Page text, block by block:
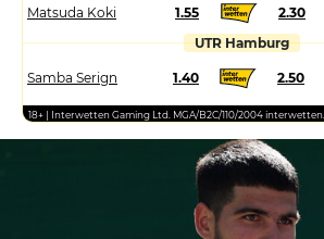
Matsuda Koki 1.55 2.30
UTR Hamburg
Samba Serign 1.40 2.50
18+ | Interwetten Gaming Ltd. MGA/B2C/110/2004